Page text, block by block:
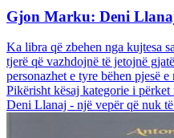
Gjon Marku: Deni
Ka libra që zbehen nga kujtesa
tjerë që vazhdojnë të jetojnë
personazhet e tyre bëhen pjesë
Pikërisht kësaj kategorie i
Deni Llanaj - një vepër që nuk